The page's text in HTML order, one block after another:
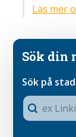
Läs mer
Sök din
Sök på
Sökruta
Search